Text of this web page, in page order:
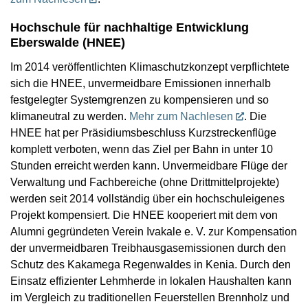
Hochschule für nachhaltige Entwicklung
Eberswalde (HNEE)
Im 2014 veröffentlichten Klimaschutzkonzept verpflichtete
sich die HNEE, unvermeidbare Emissionen innerhalb
festgelegter Systemgrenzen zu kompensieren und so
klimaneutral zu werden. Mehr zum Nachlesen
. Die
HNEE hat per Präsidiumsbeschluss Kurzstreckenflüge
komplett verboten, wenn das Ziel per Bahn in unter 10
Stunden erreicht werden kann. Unvermeidbare Flüge der
Verwaltung und Fachbereiche (ohne Drittmittelprojekte)
werden seit 2014 vollständig über ein hochschuleigenes
Projekt kompensiert. Die HNEE kooperiert mit dem von
Alumni gegründeten Verein Ivakale e. V. zur Kompensation
der unvermeidbaren Treibhausgasemissionen durch den
Schutz des Kakamega Regenwaldes in Kenia. Durch den
Einsatz effizienter Lehmherde in lokalen Haushalten kann
im Vergleich zu traditionellen Feuerstellen Brennholz und